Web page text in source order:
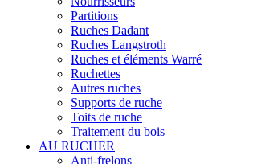
Partitions
Ruches Dadant
Ruches Langstroth
Ruches et éléments Warré
Ruchettes
Autres ruches
Supports de ruche
Toits de ruche
Traitement du bois
AU RUCHER
Anti-frelons